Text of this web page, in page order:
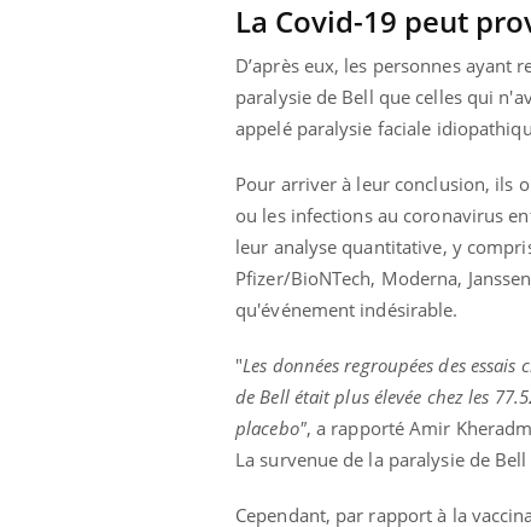
La Covid-19 peut
D’après eux, les personnes ayant
paralysie de Bell que celles qui
appelé paralysie faciale
Pour arriver à leur conclusion, ils
ou les infections au coronavirus
leur analyse quantitative, y
Pfizer/BioNTech, Moderna,
qu'événement indésirable.
"Les données regroupées des
de Bell était plus élevée chez les
placebo", a rapporté Amir
La survenue de la paralysie de
Cependant, par rapport à la